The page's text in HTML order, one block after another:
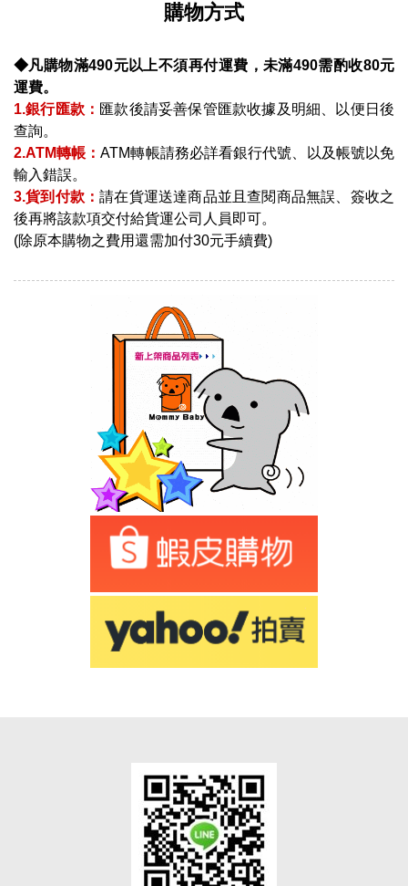
購物方式
◆凡購物滿490元以上不須再付運費，未滿490需酌收80元
運費。
1.銀行匯款： 匯款後請妥善保管匯款收據及明細、以便日後
查詢。
2.ATM轉帳：ATM轉帳請務必詳看銀行代號、以及帳號以免
輸入錯誤。
3.貨到付款：請在貨運送達商品並且查閱商品無誤、簽收之
後再將該款項交付給貨運公司人員即可。
(除原本購物之費用還需加付30元手續費)